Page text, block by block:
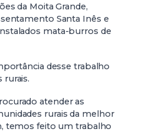
da Moita Grande,
Santa Inês e
mata-burros de
desse trabalho
rurais.
atender as
rurais da melhor
temos feito um trabalho